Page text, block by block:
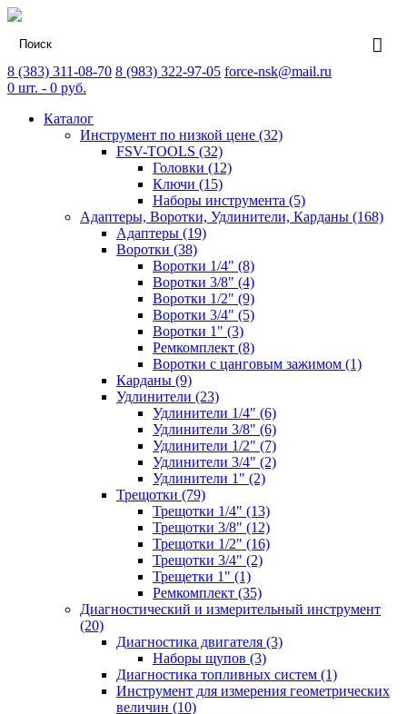
8 (383) 311-08-70 8 (983) 322-97-05 force-nsk@mail.ru
0 шт. - 0 руб.
Каталог
Инструмент по низкой цене (32)
FSV-TOOLS (32)
Головки (12)
Ключи (15)
Наборы инструмента (5)
Адаптеры, Воротки, Удлинители, Карданы (168)
Адаптеры (19)
Воротки (38)
Воротки 1/4" (8)
Воротки 3/8" (4)
Воротки 1/2" (9)
Воротки 3/4" (5)
Воротки 1" (3)
Ремкомплект (8)
Воротки с цанговым зажимом (1)
Карданы (9)
Удлинители (23)
Удлинители 1/4" (6)
Удлинители 3/8" (6)
Удлинители 1/2" (7)
Удлинители 3/4" (2)
Удлинители 1" (2)
Трещотки (79)
Трещотки 1/4" (13)
Трещотки 3/8" (12)
Трещотки 1/2" (16)
Трещотки 3/4" (2)
Трещетки 1" (1)
Ремкомплект (35)
Диагностический и измерительный инструмент
(20)
Диагностика двигателя (3)
Наборы щупов (3)
Диагностика топливных систем (1)
Инструмент для измерения геометрических
величин (10)